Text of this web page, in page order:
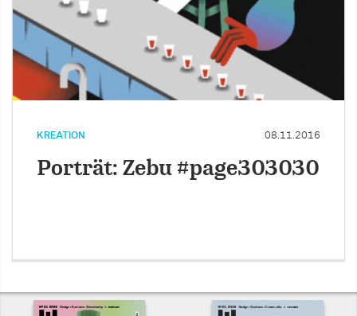
KREATION 08.11.2016
Porträt: Zebu #page303030